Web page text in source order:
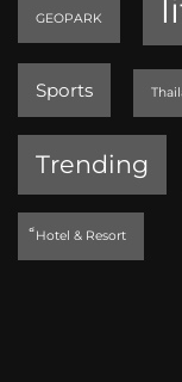
GEOPARK
Sports
Trending
็Hotel & Resort